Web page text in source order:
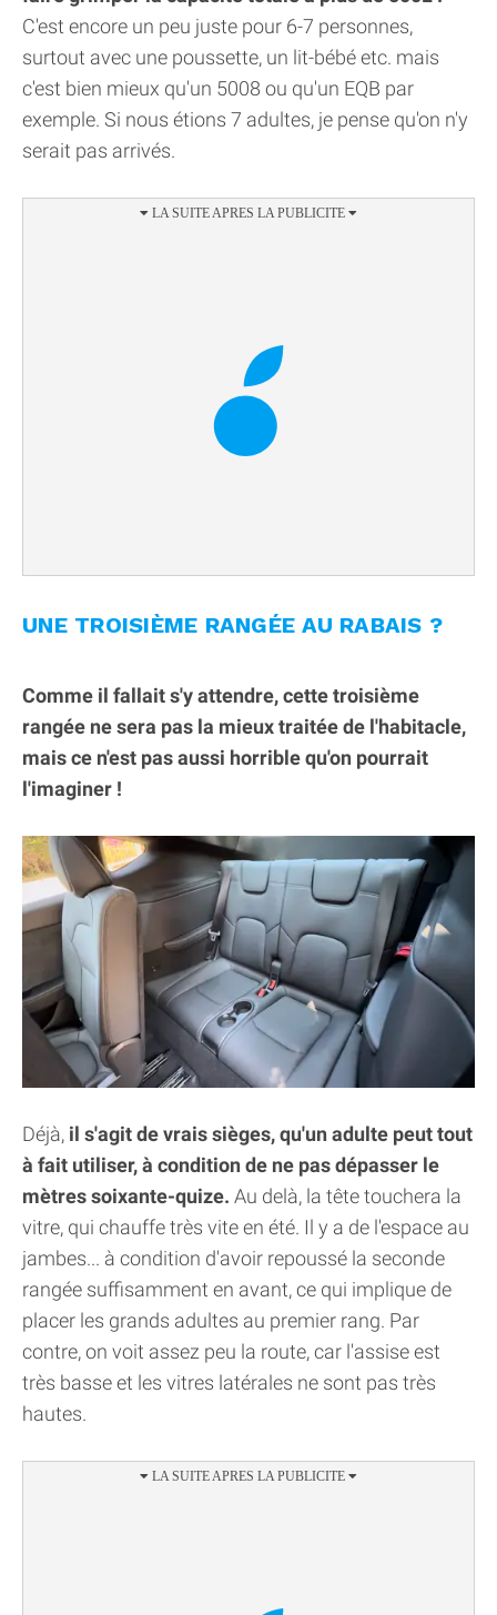
C'est encore un peu juste pour 6-7 personnes,
surtout avec une poussette, un lit-bébé etc. mais
c'est bien mieux qu'un 5008 ou qu'un EQB par
exemple. Si nous étions 7 adultes, je pense qu'on n'y
serait pas arrivés.
UNE TROISIÈME RANGÉE AU RABAIS ?
Comme il fallait s'y attendre, cette troisième
rangée ne sera pas la mieux traitée de l'habitacle,
mais ce n'est pas aussi horrible qu'on pourrait
l'imaginer !
Déjà, il s'agit de vrais sièges, qu'un adulte peut tout
à fait utiliser, à condition de ne pas dépasser le
mètres soixante-quize. Au delà, la tête touchera la
vitre, qui chauffe très vite en été. Il y a de l'espace au
jambes... à condition d'avoir repoussé la seconde
rangée suffisamment en avant, ce qui implique de
placer les grands adultes au premier rang. Par
contre, on voit assez peu la route, car l'assise est
très basse et les vitres latérales ne sont pas très
hautes.